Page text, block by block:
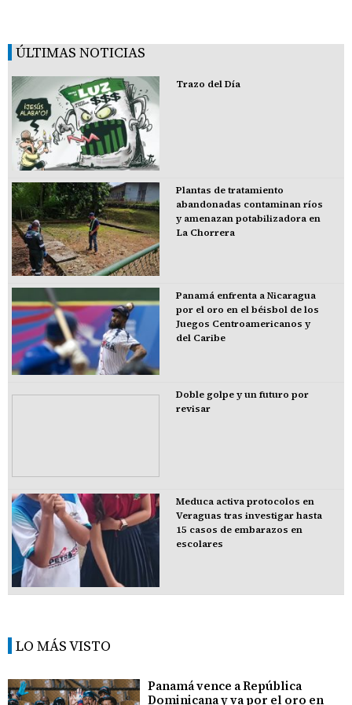
ÚLTIMAS NOTICIAS
Trazo del Día
Plantas de tratamiento
abandonadas contaminan ríos
y amenazan potabilizadora en
La Chorrera
Panamá enfrenta a Nicaragua
por el oro en el béisbol de los
Juegos Centroamericanos y
del Caribe
Doble golpe y un futuro por
revisar
Meduca activa protocolos en
Veraguas tras investigar hasta
15 casos de embarazos en
escolares
LO MÁS VISTO
Panamá vence a República
Dominicana y va por el oro en